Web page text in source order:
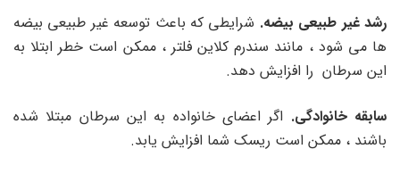
رشد غیر طبیعی بیضه. شرایطی که باعث توسعه غیر طبیعی بیضه
ها می شود ، مانند سندرم کلاین فلتر ، ممکن است خطر ابتلا به
این سرطان را افزایش دهد.
سابقه خانوادگی. اگر اعضای خانواده به این سرطان مبتلا شده
باشند ، ممکن است ریسک شما افزایش یابد.